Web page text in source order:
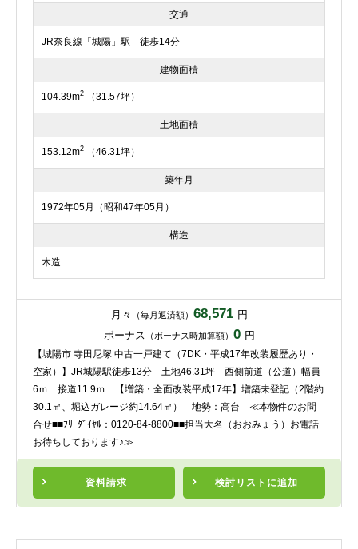
交通
JR奈良線「城陽」駅 徒歩14分
建物面積
104.39m2 （31.57坪）
土地面積
153.12m2 （46.31坪）
築年月
1972年05月（昭和47年05月）
構造
木造
月々 （毎月返済額） 68,571 円
ボーナス （ボーナス時加算額） 0 円
資料請求 検討リスト に追加
【城陽市 寺田尼塚 中古一戸建て（7DK・平成17年改装履歴あり・
空家）】JR城陽駅徒歩13分 土地46.31坪 西側前道（公道）幅員
6ｍ 接道11.9ｍ 【増築・全面改装平成17年】増築未登記（2階約
30.1㎡、堀込ガレージ約14.64㎡） 地勢：高台 ≪本物件のお問
合せ■■ﾌﾘｰﾀﾞｲﾔﾙ：0120-84-8800■■担当大名（おおみょう）お電話
お待ちしております♪≫